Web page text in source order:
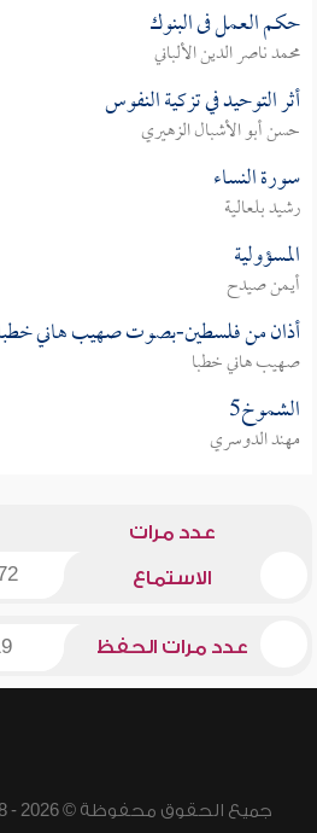
حكم العمل فى البنوك
محمد ناصر الدين الألباني
أثر التوحيد في تزكية النفوس
حسن أبو الأشبال الزهيري
سورة النساء
رشيد بلعالية
المسؤولية
أيمن صيدح
أذان من فلسطين-بصوت صهيب هاني
صهيب هاني خطبا
الشموخ5
مهند الدوسري
عدد مرات
الاستماع
عدد مرات الحفظ
جميع الحقوق محفوظة © 2026 - 1998 لشبكة إسلام ويب